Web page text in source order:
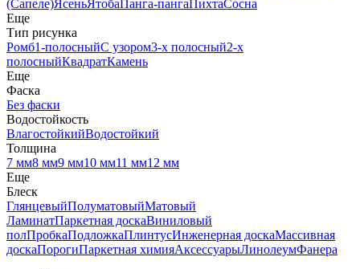
(Сапеле)ЯсеньЯтобаПанга-пангаПихтаСосна
Еще
Тип рисунка
Ромб1-полосныйС узором3-х полосный2-х
полосныйКвадратКамень
Еще
Фаска
Без фаски
Водостойкость
ВлагостойкийВодостойкий
Толщина
7 мм8 мм9 мм10 мм11 мм12 мм
Еще
Блеск
ГлянцевыйПолуматовыйМатовый
ЛаминатПаркетная доскаВиниловый
полПробкаПодложкаПлинтусИнженерная доскаМассивная
доскаПорогиПаркетная химияАксессуарыЛинолеумФанера